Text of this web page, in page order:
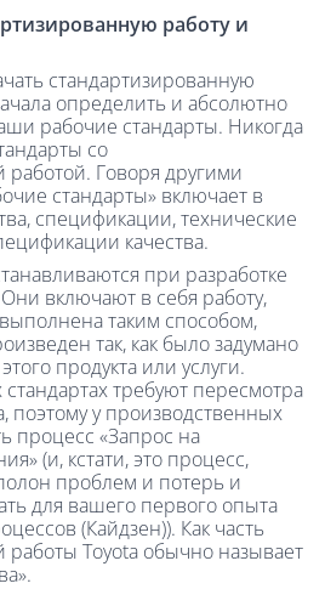
работу и
стандартизированную
определить и абсолютно
рабочие стандарты. Никогда
со
работой. Говоря другими
стандарты» включает в
спецификации, технические
качества.
при разработке
включают в себя работу,
таким способом,
так, как было задумано
продукта или услуги.
требуют пересмотра
поэтому у производственных
процесс «Запрос на
(и, кстати, это процесс,
проблем и потерь и
для вашего первого опыта
(Кайдзен)). Как часть
работы Toyota обычно называет